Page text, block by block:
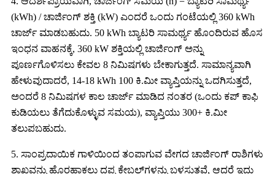
(kWh) / ಚಾರ್ಜಿಂಗ್ ಶಕ್ತಿ (kW) ಎಂದರೆ ಒಂದು ಗಂಟೆಯಲ್ಲಿ 360 kWh
ಚಾರ್ಜ್ ಮಾಡಬಹುದು. 50 kWh ಬ್ಯಾಟರಿ ಸಾಮರ್ಥ್ಯ ಹೊಂದಿರುವ ಹೊಸ
ಇಂಧನ ವಾಹನಕ್ಕೆ, 360 kW ಶಕ್ತಿಯಲ್ಲಿ ಚಾರ್ಜಿಂಗ್ ಅನ್ನು
ಪೂರ್ಣಗೊಳಿಸಲು ಕೇವಲ 8 ನಿಮಿಷಗಳು ಬೇಕಾಗುತ್ತದೆ. ಸಾಮಾನ್ಯವಾಗಿ
ಹೇಳುವುದಾದರೆ, 14-18 kWh 100 ಕಿ.ಮೀ ವ್ಯಾಪ್ತಿಯನ್ನು ಒದಗಿಸುತ್ತದೆ,
ಅಂದರೆ 8 ನಿಮಿಷಗಳ ಕಾಲ ಚಾರ್ಜ್ ಮಾಡಿದ ನಂತರ (ಒಂದು ಕಪ್ ಕಾಫಿ
ಕುಡಿಯಲು ತೆಗೆದುಕೊಳ್ಳುವ ಸಮಯ), ವ್ಯಾಪ್ತಿಯು 300+ ಕಿ.ಮೀ
ತಲುಪಬಹುದು.
5. ಸಾಂಪ್ರದಾಯಿಕ ಗಾಳಿಯಿಂದ ತಂಪಾಗುವ ವೇಗದ ಚಾರ್ಜಿಂಗ್ ರಾಶಿಗಳು
ಶಾಖವನ್ನು ಹೊರಹಾಕಲು ದಪ್ಪ ಕೇಬಲ್‌ಗಳನ್ನು ಬಳಸುತ್ತವೆ, ಆದರೆ ಇದು